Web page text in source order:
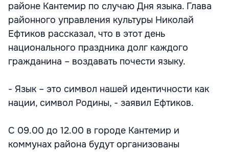
районе Кантемир по случаю Дня языка. Глава
районного управления культуры Николай
Ефтиков рассказал, что в этот день
национального праздника долг каждого
гражданина – воздавать почести языку.
- Язык – это символ нашей идентичности как
нации, символ Родины, - заявил Ефтиков.
С 09.00 до 12.00 в городе Кантемир и
коммунах района будут организованы